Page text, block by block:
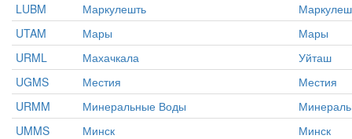
LUBM
Маркулешть
UTAM
Мары
Мары
URML
Махачкала
Уйташ
UGMS
Местия
Местия
URMM
Минеральные Воды
UMMS
Минск
Минск